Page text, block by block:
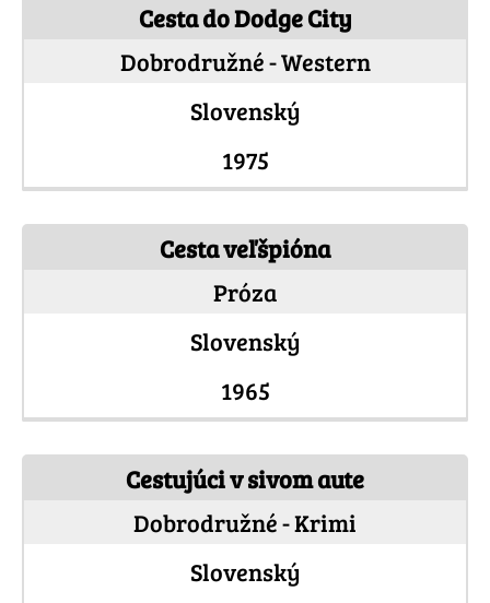
Cesta do Dodge City
Dobrodružné - Western
Slovenský
1975
Cesta veľšpióna
Próza
Slovenský
1965
Cestujúci v sivom aute
Dobrodružné - Krimi
Slovenský